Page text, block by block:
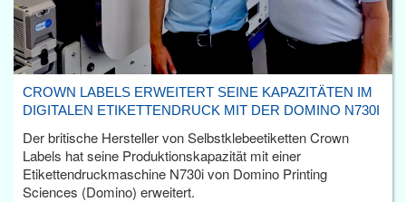
CROWN LABELS ERWEITERT SEINE KAPAZITÄTEN IM
DIGITALEN ETIKETTENDRUCK MIT DER DOMINO N730I
Der britische Hersteller von Selbstklebeetiketten Crown
Labels hat seine Produktionskapazität mit einer
Etikettendruckmaschine N730i von Domino Printing
Sciences (Domino) erweitert.